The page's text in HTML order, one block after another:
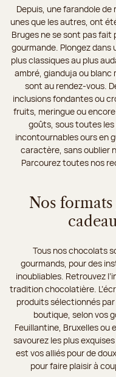
Depuis, une farandole
unes que les autres, ont
Bruges ne se sont pas
gourmande. Plongez dans
plus classiques au plus
ambré, gianduja ou
sont au rendez-vous.
inclusions fondantes ou
fruits, meringue ou
goûts, sous toutes
incontournables ours en
caractère, sans oublier
Parcourez toutes nos
Nos
Tous nos chocolats
gourmands, pour des
inoubliables. Retrouvez
tradition chocolatière.
produits sélectionnés
boutique, selon vos
Feuillantine, Bruxelles ou
savourez les plus
est vos alliés pour de
pour faire plaisir à